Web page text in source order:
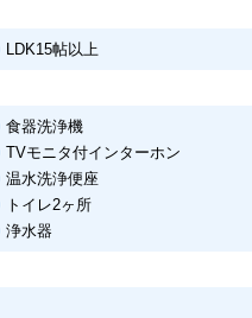
LDK15帖以上
食器洗浄機
TVモニタ付インターホン
温水洗浄便座
トイレ2ヶ所
浄水器